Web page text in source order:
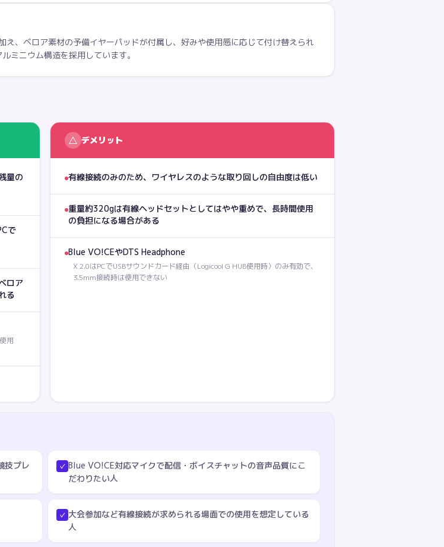
、ベロア素材の予備イヤーパッドが付属し、好みや使用感に応じて付け替えられ
ミニウム構造を採用しています。
量の
で
ロア
る
用
△ デメリット
有線接続のみのため、ワイヤレスのような取り回しの自由度は低い
重量約320gは有線ヘッドセットとしてはやや重めで、長時間使用
の負担になる場合がある
Blue VO!CEやDTS Headphone
X 2.0はPCでUSBサウンドカード経由（Logicool G HUB使用時）のみ有効で、
3.5mm接続時は使用できない
技プレ
✓ Blue VO!CE対応マイクで配信・ボイスチャットの音声品質にこ
だわりたい人
✓ 大会参加など有線接続が求められる場面での使用を想定している
人